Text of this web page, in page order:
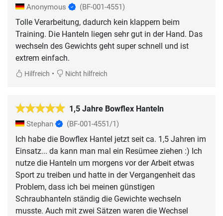
Anonymous (BF-001-4551)
Tolle Verarbeitung, dadurch kein klappern beim
Training. Die Hanteln liegen sehr gut in der Hand. Das
wechseln des Gewichts geht super schnell und ist
extrem einfach.
Hilfreich • Nicht hilfreich
1,5 Jahre Bowflex Hanteln
Stephan (BF-001-4551/1)
Ich habe die Bowflex Hantel jetzt seit ca. 1,5 Jahren im
Einsatz... da kann man mal ein Resümee ziehen :) Ich
nutze die Hanteln um morgens vor der Arbeit etwas
Sport zu treiben und hatte in der Vergangenheit das
Problem, dass ich bei meinen günstigen
Schraubhanteln ständig die Gewichte wechseln
musste. Auch mit zwei Sätzen waren die Wechsel